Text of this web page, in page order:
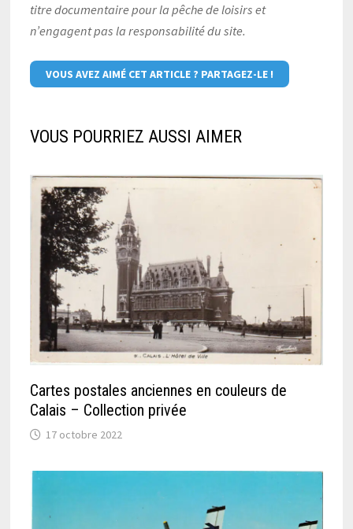
titre documentaire pour la pêche de loisirs et
n’engagent pas la responsabilité du site.
VOUS AVEZ AIMÉ CET ARTICLE ? PARTAGEZ-LE !
VOUS POURRIEZ AUSSI AIMER
Cartes postales anciennes en couleurs de
Calais – Collection privée
17 octobre 2022